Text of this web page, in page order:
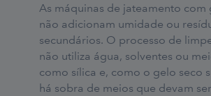
As máquinas de jateamento com
não adicionam umidade ou
secundários. O processo de limpeza a seco
não utiliza água, solventes ou
como sílica e, como o gelo seco
há sobra de meios que devam